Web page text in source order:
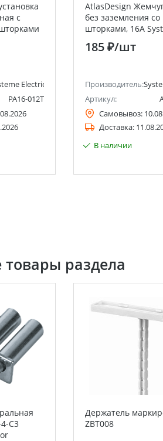
с
Electric
Electric (ранее Schneider Electric)
PA16-012T
AtlasDesign
без заземления со
шторками, 16А
Electric (Schneider
185 ₽/шт
Производитель:
Артикул:
Самовывоз:
Доставка:
В наличии
раздела
C3
Держатель
ZBT008